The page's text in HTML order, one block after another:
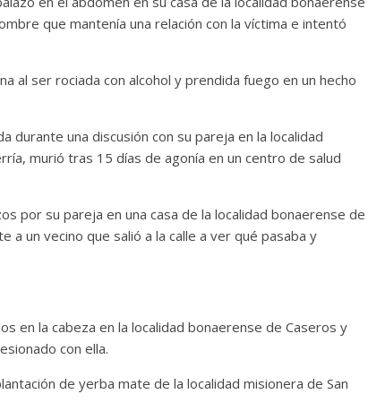
que mantenía una relación con la víctima e intentó
al ser rociada con alcohol y prendida fuego en un hecho
durante una discusión con su pareja en la localidad
murió tras 15 días de agonía en un centro de salud
por su pareja en una casa de la localidad bonaerense de
a un vecino que salió a la calle a ver qué pasaba y
en la cabeza en la localidad bonaerense de Caseros y
con ella.
de yerba mate de la localidad misionera de San